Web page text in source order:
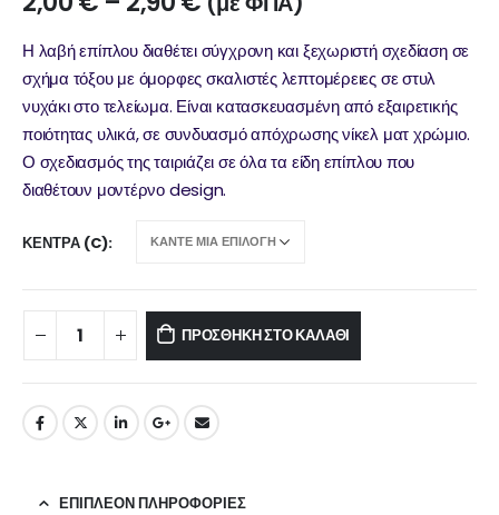
Η λαβή επίπλου διαθέτει σύγχρονη και ξεχωριστή σχεδίαση σε
σχήμα τόξου με όμορφες σκαλιστές λεπτομέρειες σε στυλ
νυχάκι στο τελείωμα. Είναι κατασκευασμένη από εξαιρετικής
ποιότητας υλικά, σε συνδυασμό απόχρωσης νίκελ ματ χρώμιο.
Ο σχεδιασμός της ταιριάζει σε όλα τα είδη επίπλου που
διαθέτουν μοντέρνο design.
ΚΈΝΤΡΑ (C)
ΠΡΟΣΘΉΚΗ ΣΤΟ ΚΑΛΆΘΙ
ΕΠΙΠΛΈΟΝ ΠΛΗΡΟΦΟΡΊΕΣ